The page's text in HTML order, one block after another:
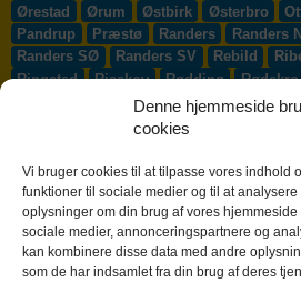
Denne hjemmeside
cookies
Vi bruger cookies til at tilpasse vores indhold
funktioner til sociale medier og til at
oplysninger om din brug af vores
sociale medier, annonceringspartnere og
kan kombinere disse data med andre
som de har indsamlet fra din brug af deres
Ørestad
Ørum Østbirk Østerbro
Pandrup
Præstø Randers Randers
Randers SØ
Randers SV Rebild
Ringsted
Risskov Rødding Rødekro
Rønnede Roskilde Rudersdal
Ry Ryomgård
Skælskør
Skærbæk Skævinge
Skanderborg
Skibby Skibet Skive
Skovlunde
Slagelse Slangerup
Sofiendal
Søften Solbjerg Solrød
Sønderborg
Søndersø Sorø Starup
Stilling Stoholm